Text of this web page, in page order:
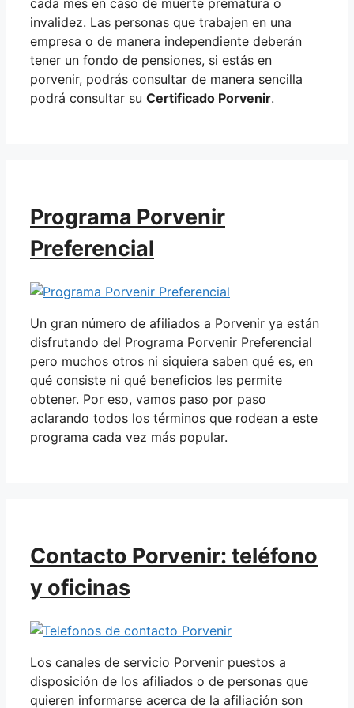
cada mes en caso de muerte prematura o
invalidez. Las personas que trabajen en una
empresa o de manera independiente deberán
tener un fondo de pensiones, si estás en
porvenir, podrás consultar de manera sencilla
podrá consultar su Certificado Porvenir.
Programa Porvenir
Preferencial
Un gran número de afiliados a Porvenir ya están
disfrutando del Programa Porvenir Preferencial
pero muchos otros ni siquiera saben qué es, en
qué consiste ni qué beneficios les permite
obtener. Por eso, vamos paso por paso
aclarando todos los términos que rodean a este
programa cada vez más popular.
Contacto Porvenir: teléfono
y oficinas
Los canales de servicio Porvenir puestos a
disposición de los afiliados o de personas que
quieren informarse acerca de la afiliación son